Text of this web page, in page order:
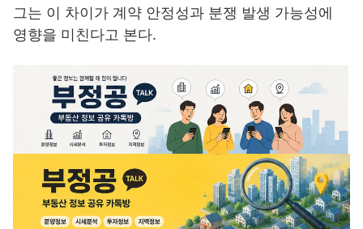
그는 이 차이가 계약 안정성과 분쟁 발생 가능성에
영향을 미친다고 본다.